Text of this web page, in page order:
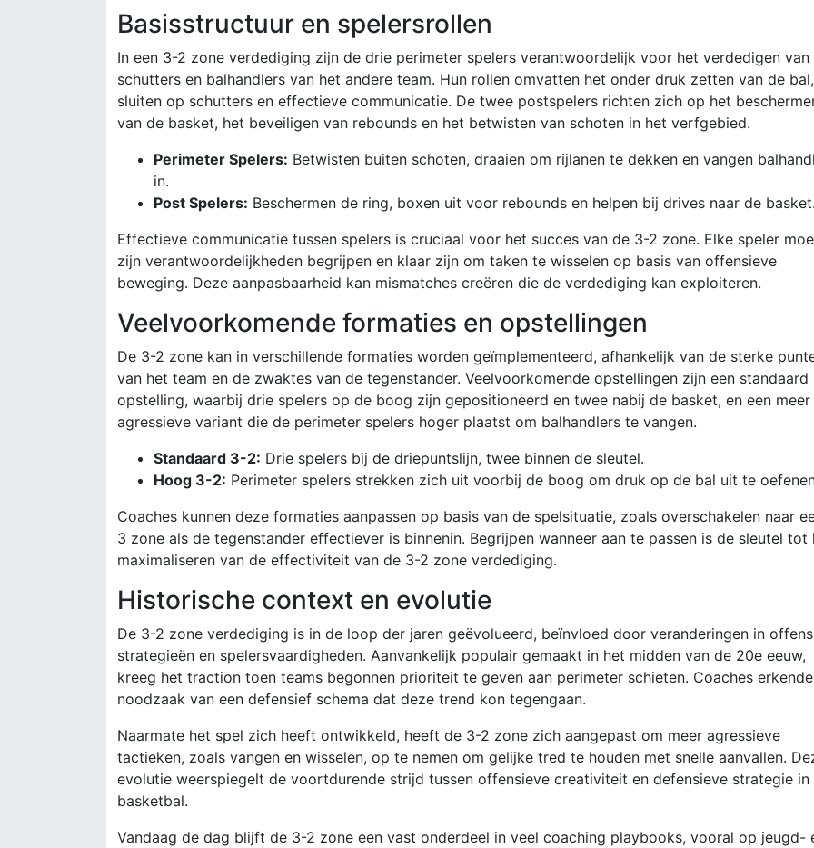
Basisstructuur en spelersrollen
In een 3-2 zone verdediging zijn de drie perimeter spelers verantwoordelijk voor het verdedigen van
schutters en balhandlers van het andere team. Hun rollen omvatten het onder druk zetten van de
sluiten op schutters en effectieve communicatie. De twee postspelers richten zich op het
van de basket, het beveiligen van rebounds en het betwisten van schoten in het verfgebied.
Perimeter Spelers: Betwisten buiten schoten, draaien om rijlanen te dekken en vangen
in.
Post Spelers: Beschermen de ring, boxen uit voor rebounds en helpen bij drives naar de basket.
Effectieve communicatie tussen spelers is cruciaal voor het succes van de 3-2 zone. Elke speler
zijn verantwoordelijkheden begrijpen en klaar zijn om taken te wisselen op basis van offensieve
beweging. Deze aanpasbaarheid kan mismatches creëren die de verdediging kan exploiteren.
Veelvoorkomende formaties en opstellingen
De 3-2 zone kan in verschillende formaties worden geïmplementeerd, afhankelijk van de sterke
van het team en de zwaktes van de tegenstander. Veelvoorkomende opstellingen zijn een standaard
opstelling, waarbij drie spelers op de boog zijn gepositioneerd en twee nabij de basket, en een meer
agressieve variant die de perimeter spelers hoger plaatst om balhandlers te vangen.
Standaard 3-2: Drie spelers bij de driepuntslijn, twee binnen de sleutel.
Hoog 3-2: Perimeter spelers strekken zich uit voorbij de boog om druk op de bal uit te
Coaches kunnen deze formaties aanpassen op basis van de spelsituatie, zoals overschakelen naar
3 zone als de tegenstander effectiever is binnenin. Begrijpen wanneer aan te passen is de sleutel tot
maximaliseren van de effectiviteit van de 3-2 zone verdediging.
Historische context en evolutie
De 3-2 zone verdediging is in de loop der jaren geëvolueerd, beïnvloed door veranderingen in
strategieën en spelersvaardigheden. Aanvankelijk populair gemaakt in het midden van de 20e eeuw,
kreeg het traction toen teams begonnen prioriteit te geven aan perimeter schieten. Coaches
noodzaak van een defensief schema dat deze trend kon tegengaan.
Naarmate het spel zich heeft ontwikkeld, heeft de 3-2 zone zich aangepast om meer agressieve
tactieken, zoals vangen en wisselen, op te nemen om gelijke tred te houden met snelle aanvallen.
evolutie weerspiegelt de voortdurende strijd tussen offensieve creativiteit en defensieve strategie in
basketbal.
Vandaag de dag blijft de 3-2 zone een vast onderdeel in veel coaching playbooks, vooral op jeugd-